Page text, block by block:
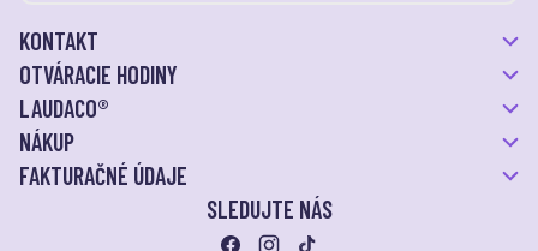
KONTAKT
OTVÁRACIE HODINY
LAUDACO®
NÁKUP
FAKTURAČNÉ ÚDAJE
SLEDUJTE NÁS